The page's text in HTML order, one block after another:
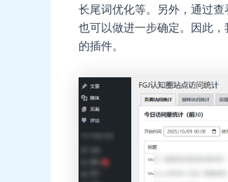
长尾词优化等。另外，通过查
也可以做进一步确定。因此
的插件。